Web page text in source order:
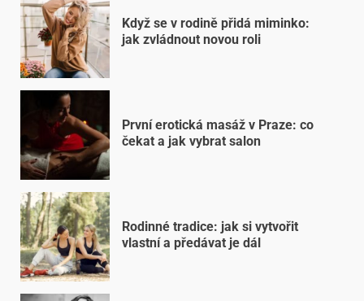
Když se v rodině přidá miminko:
jak zvládnout novou roli
První erotická masáž v Praze: co
čekat a jak vybrat salon
Rodinné tradice: jak si vytvořit
vlastní a předávat je dál